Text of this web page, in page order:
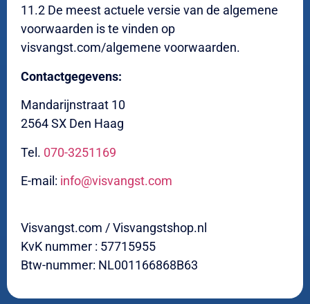
11.2 De meest actuele versie van de algemene
voorwaarden is te vinden op
visvangst.com/algemene voorwaarden.
Contactgegevens:
Mandarijnstraat 10
2564 SX Den Haag
Tel. 070-3251169
E-mail: info@visvangst.com
Visvangst.com / Visvangstshop.nl
KvK nummer : 57715955
Btw-nummer: NL001166868B63